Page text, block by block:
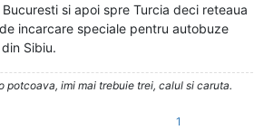
si apoi spre Turcia deci reteaua
incarcare speciale pentru autobuze
Sibiu.
potcoava, imi mai trebuie trei, calul si caruta.
1